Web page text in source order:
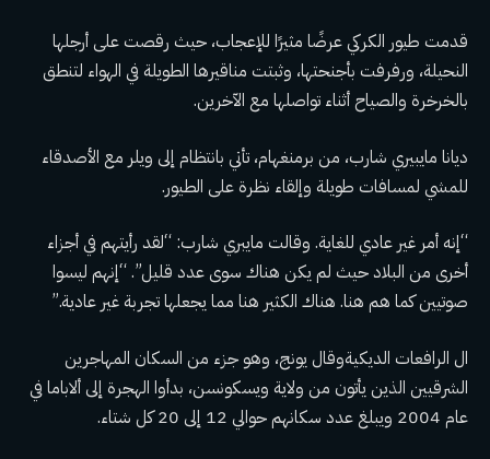
قدمت طيور الكركي عرضًا مثيرًا للإعجاب، حيث رقصت على أرجلها
النحيلة، ورفرفت بأجنحتها، وثبتت مناقيرها الطويلة في الهواء لتنطق
بالخرخرة والصياح أثناء تواصلها مع الآخرين.
ديانا مايبيري شارب، من برمنغهام، تأتي بانتظام إلى ويلر مع الأصدقاء
للمشي لمسافات طويلة وإلقاء نظرة على الطيور.
“إنه أمر غير عادي للغاية. وقالت مايبري شارب: “لقد رأيتهم في أجزاء
أخرى من البلاد حيث لم يكن هناك سوى عدد قليل”. “إنهم ليسوا
صوتيين كما هم هنا. هناك الكثير هنا مما يجعلها تجربة غير عادية.”
ال الرافعات الديكيةوقال يونج، وهو جزء من السكان المهاجرين
الشرقيين الذين يأتون من ولاية ويسكونسن، بدأوا الهجرة إلى ألاباما في
عام 2004 ويبلغ عدد سكانهم حوالي 12 إلى 20 كل شتاء.